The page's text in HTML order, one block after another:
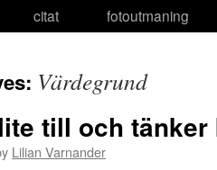
citat
fotoutmaning
Värdegrund
till och
Lilian Varnander